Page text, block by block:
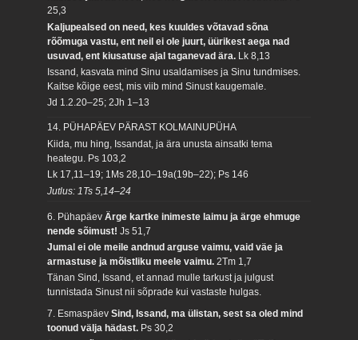
25,3
Kaljupealsed on need, kes kuuldes võtavad sõna
rõõmuga vastu, ent neil ei ole juurt, üürikest aega nad
usuvad, ent kiusatuse ajal taganevad ära. Lk 8,13
Issand, kasvata mind Sinu usaldamises ja Sinu tundmises.
Kaitse kõige eest, mis viib mind Sinust kaugemale.
Jd 1.2.20–25; 2Jh 1–13
14. PÜHAPÄEV PÄRAST KOLMAINUPÜHA
Kiida, mu hing, Issandat, ja ära unusta ainsatki tema
heategu. Ps 103,2
Lk 17,11–19; 1Ms 28,10–19a(19b–22); Ps 146
Jutlus: 1Ts 5,14–24
6. PühapäevÄrge kartke inimeste laimu ja ärge ehmuge
nende sõimust!Js 51,7
Jumal ei ole meile andnud arguse vaimu, vaid väe ja
armastuse ja mõistliku meele vaimu.2Tm 1,7
Tänan Sind, Issand, et annad mulle tarkust ja julgust
tunnistada Sinust nii sõprade kui vastaste hulgas.
7. EsmaspäevSind, Issand, ma ülistan, sest sa oled mind
toonud välja hädast. Ps 30,2